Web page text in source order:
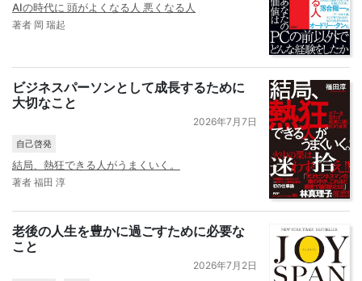
AIの時代に 頭がよくなる人 悪くなる人
著者 岡 瑞起
ビジネスパーソンとして成長するために
大切なこと
2026年7月7日
自己啓発
結局、熱狂できる人がうまくいく。
著者 福田 淳
老後の人生を豊かに過ごすために必要な
こと
2026年7月2日